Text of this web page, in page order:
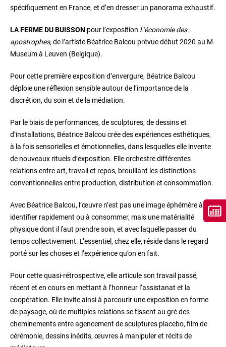
spécifiquement en France, et d’en dresser un panorama exhaustif.
LA FERME DU BUISSON pour l’exposition L’économie des
apostrophes, de l’artiste Béatrice Balcou prévue début 2020 au M-
Museum à Leuven (Belgique).
Pour cette première exposition d’envergure, Béatrice Balcou
déploie une réflexion sensible autour de l’importance de la
discrétion, du soin et de la médiation.
Par le biais de performances, de sculptures, de dessins et
d’installations, Béatrice Balcou crée des expériences esthétiques,
à la fois sensorielles et émotionnelles, dans lesquelles elle invente
de nouveaux rituels d’exposition. Elle orchestre différentes
relations entre art, travail et repos, brouillant les distinctions
conventionnelles entre production, distribution et consommation.
Avec Béatrice Balcou, l’œuvre n’est pas une image éphémère à
identifier rapidement ou à consommer, mais une matérialité
physique dont il faut prendre soin, et avec laquelle passer du
temps collectivement. L’essentiel, chez elle, réside dans le regard
porté sur les choses et l’expérience qu’on en fait.
Pour cette quasi-rétrospective, elle articule son travail passé,
récent et en cours en mettant à l’honneur l’assistanat et la
coopération. Elle invite ainsi à parcourir une exposition en forme
de paysage, où de multiples relations se tissent au gré des
cheminements entre agencement de sculptures placebo, film de
cérémonie, dessins inédits, œuvres à manipuler et récits de